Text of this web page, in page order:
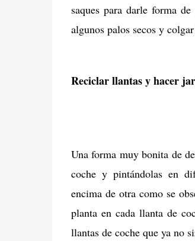
saques para darle forma
algunos palos secos y
Reciclar llantas y hacer
Una forma muy bonita de
coche y pintándolas en
encima de otra como se
planta en cada llanta de
llantas de coche que ya no